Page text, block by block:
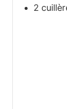
2